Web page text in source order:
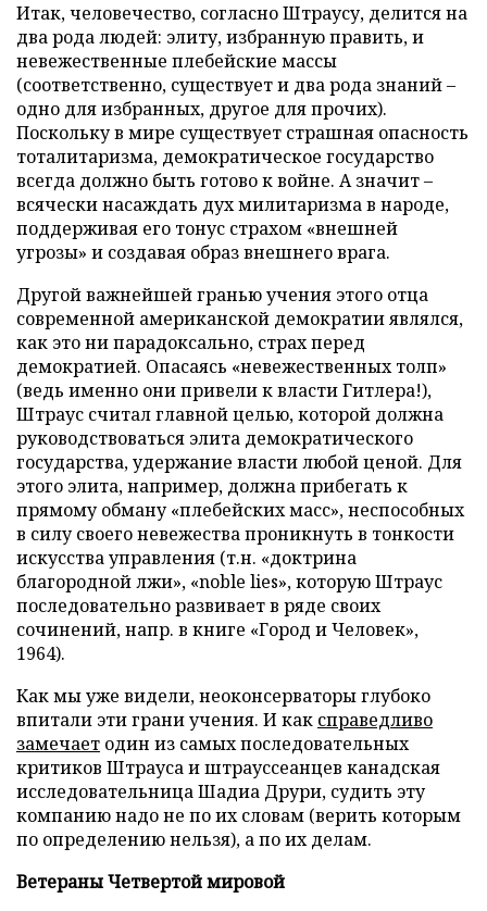
Итак, человечество, согласно Штраусу, делится на
два рода людей: элиту, избранную править, и
невежественные плебейские массы
(соответственно, существует и два рода знаний –
одно для избранных, другое для прочих).
Поскольку в мире существует страшная опасность
тоталитаризма, демократическое государство
всегда должно быть готово к войне. А значит –
всячески насаждать дух милитаризма в народе,
поддерживая его тонус страхом «внешней
угрозы» и создавая образ внешнего врага.
Другой важнейшей гранью учения этого отца
современной американской демократии являлся,
как это ни парадоксально, страх перед
демократией. Опасаясь «невежественных толп»
(ведь именно они привели к власти Гитлера!),
Штраус считал главной целью, которой должна
руководствоваться элита демократического
государства, удержание власти любой ценой. Для
этого элита, например, должна прибегать к
прямому обману «плебейских масс», неспособных
в силу своего невежества проникнуть в тонкости
искусства управления (т.н. «доктрина
благородной лжи», «noble lies», которую Штраус
последовательно развивает в ряде своих
сочинений, напр. в книге «Город и Человек»,
1964).
Как мы уже видели, неоконсерваторы глубоко
впитали эти грани учения. И как справедливо
замечает один из самых последовательных
критиков Штрауса и штрауссеанцев канадская
исследовательница Шадиа Друри, судить эту
компанию надо не по их словам (верить которым
по определению нельзя), а по их делам.
Ветераны Четвертой мировой